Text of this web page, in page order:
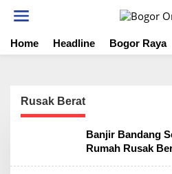
t
Home Headline Bogor Raya
Rusak Berat
Banjir Bandang
Rumah Rusak